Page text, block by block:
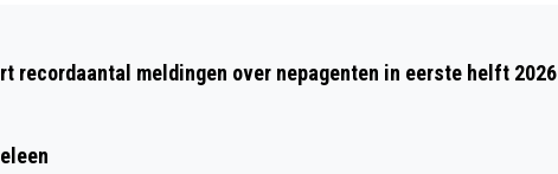
1957
VAN SINT FRANCISCUS
recordaantal meldingen over nepagenten in eerste helft 2026